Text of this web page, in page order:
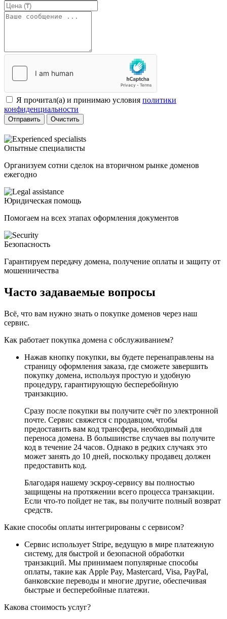
Я прочитал(а) и принимаю условия политики
конфиденциальности
Отправить Очистить
Опытные специалисты
Организуем сотни сделок на вторичном рынке доменов
ежегодно
Юридическая помощь
Помогаем на всех этапах оформления документов
Безопасность
Гарантируем передачу домена, получение оплаты и защиту от
мошенничества
Часто задаваемые вопросы
Всё, что вам нужно знать о покупке доменов через наш
сервис.
Как работает покупка домена с обслуживанием?
Нажав кнопку покупки, вы будете перенаправлены на
страницу оформления заказа, где сможете завершить
покупку домена, используя простую и удобную
процедуру, гарантирующую бесперебойную
транзакцию.
Сразу после покупки вы получите счёт по электронной
почте. Сервис свяжется с продавцом, чтобы
предоставить вам код трансфера, необходимый для
переноса домена. В большинстве случаев вы получите
код в течение 24 часов. Однако в редких случаях это
может занять до 10 дней, поскольку продавец должен
предоставить код.
Благодаря нашему эскроу-сервису вы полностью
защищены на протяжении всего процесса транзакции.
Если что-то пойдет не так, вы получите полный возврат
средств.
Какие способы оплаты интегрированы с сервисом?
Сервис использует Stripe, ведущую в мире платежную
систему, для быстрой и безопасной обработки
транзакций. Мы принимаем популярные способы
оплаты, такие как Apple Pay, Mastercard, Visa, PayPal,
банковские переводы и многие другие, обеспечивая
быстрые и бесперебойные платежи.
Какова стоимость услуг?